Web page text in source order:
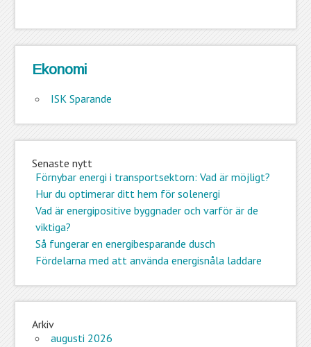
Ekonomi
ISK Sparande
Senaste nytt
Förnybar energi i transportsektorn: Vad är möjligt?
Hur du optimerar ditt hem för solenergi
Vad är energipositive byggnader och varför är de
viktiga?
Så fungerar en energibesparande dusch
Fördelarna med att använda energisnåla laddare
Arkiv
augusti 2026